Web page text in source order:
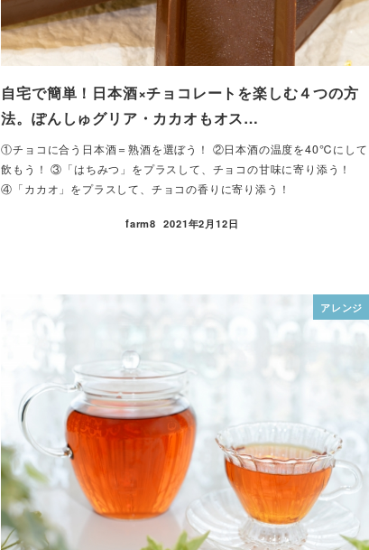
自宅で簡単！日本酒×チョコレートを楽しむ４つの方
法。ぽんしゅグリア・カカオもオス…
①チョコに合う日本酒＝熟酒を選ぼう！ ②日本酒の温度を40℃にして
飲もう！ ③「はちみつ」をプラスして、チョコの甘味に寄り添う！
④「カカオ」をプラスして、チョコの香りに寄り添う！
farm8 2021年2月12日
アレンジ